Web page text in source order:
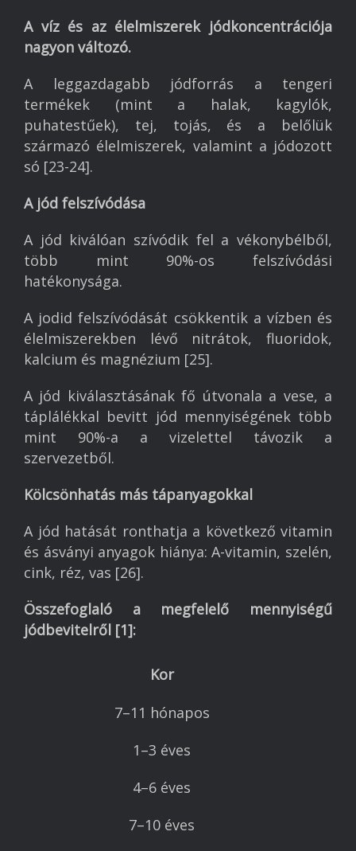
A víz és az élelmiszerek jódkoncentrációja
nagyon változó.
A leggazdagabb jódforrás a tengeri
termékek (mint a halak, kagylók,
puhatestűek), tej, tojás, és a belőlük
származó élelmiszerek, valamint a jódozott
só [23-24].
A jód felszívódása
A jód kiválóan szívódik fel a vékonybélből,
több mint 90%-os felszívódási
hatékonysága.
A jodid felszívódását csökkentik a vízben és
élelmiszerekben lévő nitrátok, fluoridok,
kalcium és magnézium [25].
A jód kiválasztásának fő útvonala a vese, a
táplálékkal bevitt jód mennyiségének több
mint 90%-a a vizelettel távozik a
szervezetből.
Kölcsönhatás más tápanyagokkal
A jód hatását ronthatja a következő vitamin
és ásványi anyagok hiánya: A-vitamin, szelén,
cink, réz, vas [26].
Összefoglaló a megfelelő mennyiségű
jódbevitelről [1]:
Kor
7–11 hónapos
1–3 éves
4–6 éves
7–10 éves